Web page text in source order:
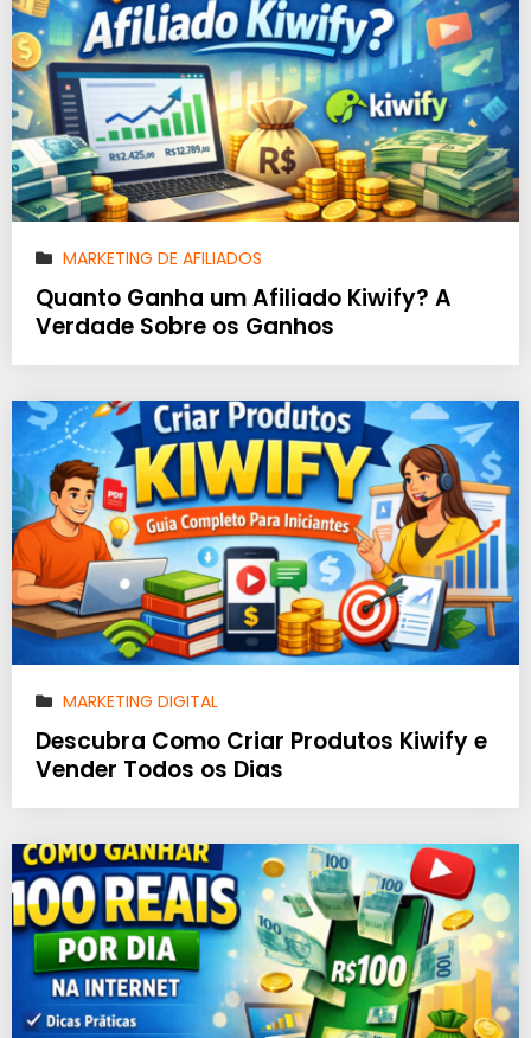
MARKETING DE AFILIADOS
Quanto Ganha um Afiliado Kiwify? A
Verdade Sobre os Ganhos
MARKETING DIGITAL
Descubra Como Criar Produtos Kiwify e
Vender Todos os Dias